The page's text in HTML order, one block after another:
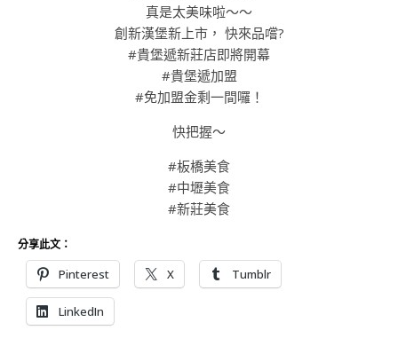
真是太美味啦～～
創新漢堡新上市， 快來品嚐?
#貴堡遞新莊店即將開幕
#貴堡遞加盟
#免加盟金剩一間囉！
快把握～
#板橋美食
#中壢美食
#新莊美食
分享此文：
Pinterest X Tumblr
LinkedIn